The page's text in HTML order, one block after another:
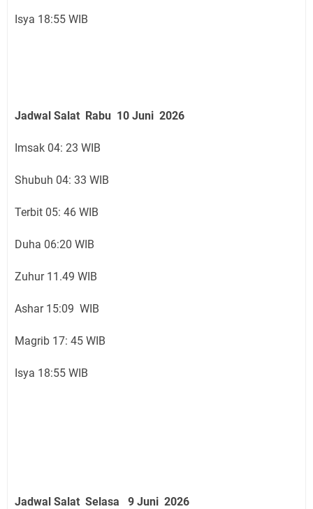
Isya 18:55 WIB
Jadwal Salat Rabu 10 Juni 2026
Imsak 04: 23 WIB
Shubuh 04: 33 WIB
Terbit 05: 46 WIB
Duha 06:20 WIB
Zuhur 11.49 WIB
Ashar 15:09 WIB
Magrib 17: 45 WIB
Isya 18:55 WIB
Jadwal Salat Selasa 9 Juni 2026